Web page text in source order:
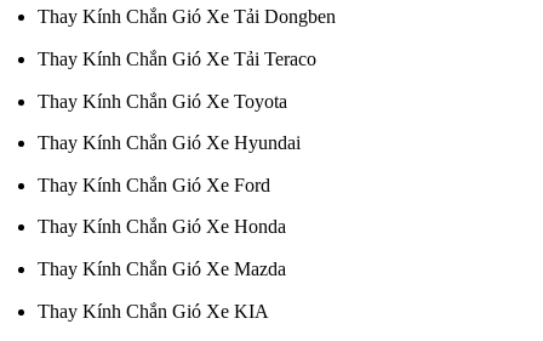
Thay Kính Chắn Gió Xe Tải Dongben
Thay Kính Chắn Gió Xe Tải Teraco
Thay Kính Chắn Gió Xe Toyota
Thay Kính Chắn Gió Xe Hyundai
Thay Kính Chắn Gió Xe Ford
Thay Kính Chắn Gió Xe Honda
Thay Kính Chắn Gió Xe Mazda
Thay Kính Chắn Gió Xe KIA